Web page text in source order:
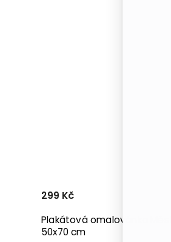
Plakátová omalovánka
50x70 cm
299 Kč